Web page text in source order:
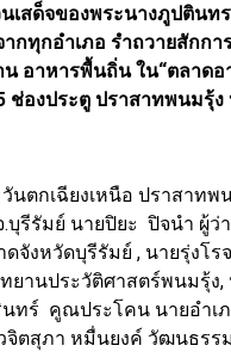
เสด็จของพระนางภูปติน
ากทุกอำเภอ รำถวายสัก
อาหารพื้นถิ่น ใน“ตลาดอ
ช่องประตู ปราสาทพนมรุ้
นตกเฉียงเหนือ ปราสาทพ
.บุรีรัมย์ นายปิยะ ปิจนำ ผู้
ดจังหวัดบุรีรัมย์ , นายรุ่งโ
านประวัติศาสตร์พนมรุ้ง
ทร์ คูณประโคน นายอำเ
จิตสุภา หมื่นยงค์ วัฒนธรร